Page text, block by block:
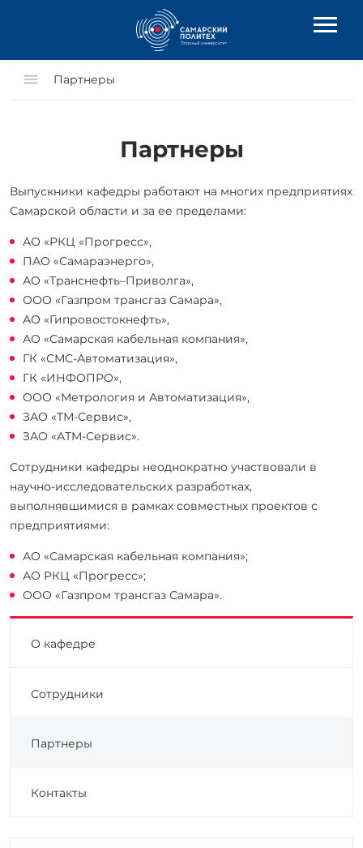
Партнеры
Партнеры
Выпускники кафедры работают на многих предприятиях
Самарской области и за ее пределами:
АО «РКЦ «Прогресс»,
ПАО «Самараэнерго»,
АО «Транснефть–Приволга»,
ООО «Газпром трансгаз Самара»,
АО «Гипровостокнефть»,
АО «Самарская кабельная компания»,
ГК «СМС-Автоматизация»,
ГК «ИНФОПРО»,
ООО «Метрология и Автоматизация»,
ЗАО «ТМ-Сервис»,
ЗАО «АТМ-Сервис».
Сотрудники кафедры неоднократно участвовали в
научно-исследовательских разработках,
выполнявшимися в рамках совместных проектов с
предприятиями:
АО «Самарская кабельная компания»;
АО РКЦ «Прогресс»;
ООО «Газпром трансгаз Самара».
О кафедре
Сотрудники
Партнеры
Контакты